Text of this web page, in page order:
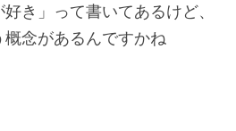
き」って書いてあるけど、
念があるんですかね